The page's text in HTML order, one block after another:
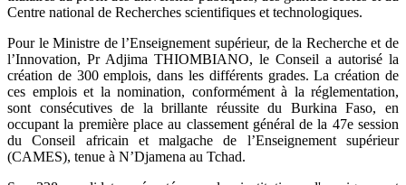
Centre national de Recherches scientifiques et technologiques.
Pour le Ministre de l’Enseignement supérieur, de la Recherche et de
l’Innovation, Pr Adjima THIOMBIANO, le Conseil a autorisé la
création de 300 emplois, dans les différents grades. La création de
ces emplois et la nomination, conformément à la réglementation,
sont consécutives de la brillante réussite du Burkina Faso, en
occupant la première place au classement général de la 47e session
du Conseil africain et malgache de l’Enseignement supérieur
(CAMES), tenue à N’Djamena au Tchad.